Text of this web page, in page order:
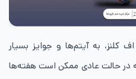
به آیتم‌ها و جوایز بسیار
در حالت عادی ممکن است هفته‌ها